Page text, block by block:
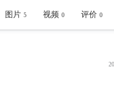
图片 5 视频 0 评价 0